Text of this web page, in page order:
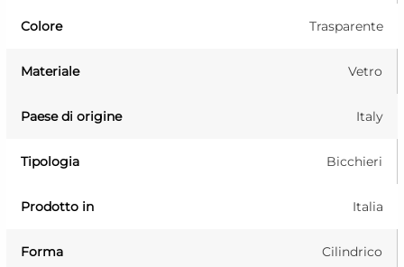
Colore Trasparente
Materiale Vetro
Paese di origine Italy
Tipologia Bicchieri
Prodotto in Italia
Forma Cilindrico